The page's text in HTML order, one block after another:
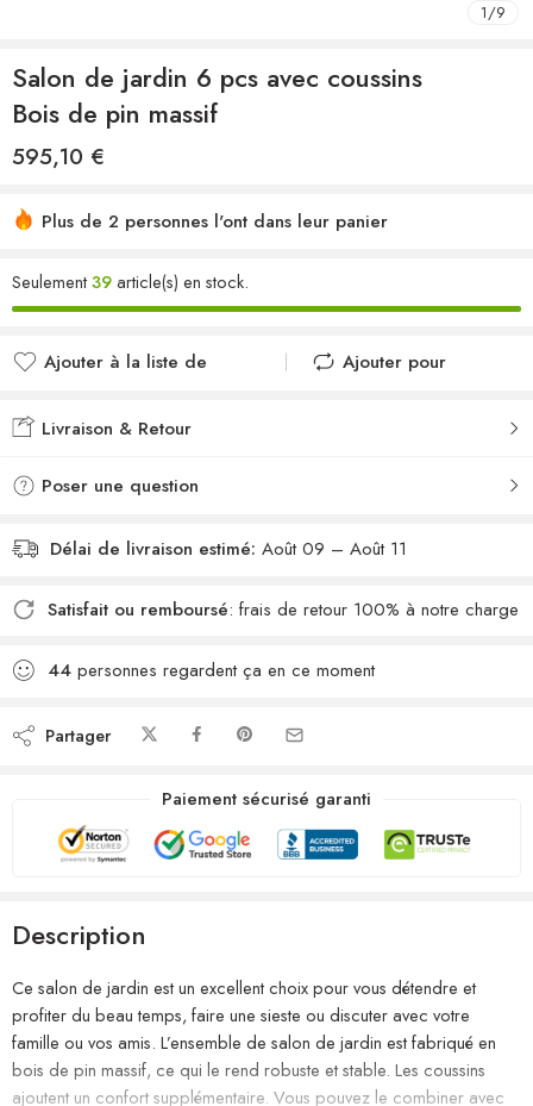
1/9
Salon de jardin 6 pcs avec coussins
Bois de pin massif
595,10 €
Plus de 2 personnes l'ont dans leur panier
Seulement39article(s) en stock.
Ajouter à la liste de
Ajouté à la liste de
Ajouter pour
Livraison & Retour
Poser une question
Délai de livraison estimé: Août 09 – Août 11
Satisfait ou remboursé: frais de retour 100% à notre charge
44 personnes regardent ça en ce moment
Partager
Paiement sécurisé garanti
Description
Ce salon de jardin est un excellent choix pour vous détendre et
profiter du beau temps, faire une sieste ou discuter avec votre
famille ou vos amis. L’ensemble de salon de jardin est fabriqué en
bois de pin massif, ce qui le rend robuste et stable. Les coussins
ajoutent un confort supplémentaire. Vous pouvez le combiner avec